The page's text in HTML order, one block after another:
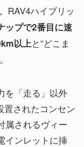
RAV4ハイブリッ
ップで2番目に速
以上と“どこま
を「走る」以外
置されたコンセン
属されるヴィー
インレットに挿